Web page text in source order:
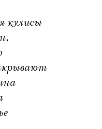
кулисы